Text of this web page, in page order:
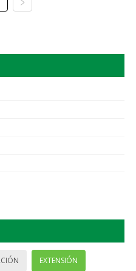
EXTENSIÓN